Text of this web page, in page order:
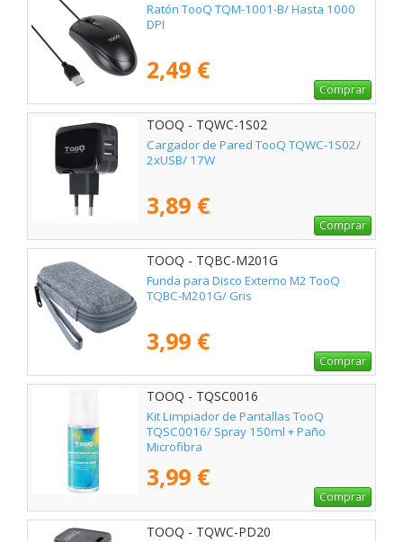
Ratón TooQ TQM-1001-B/ Hasta 1000
DPI
2,49 €
Comprar
TOOQ - TQWC-1S02
Cargador de Pared TooQ TQWC-1S02/
2xUSB/ 17W
3,89 €
Comprar
TOOQ - TQBC-M201G
Funda para Disco Externo M2 TooQ
TQBC-M201G/ Gris
3,99 €
Comprar
TOOQ - TQSC0016
Kit Limpiador de Pantallas TooQ
TQSC0016/ Spray 150ml + Paño
Microfibra
3,99 €
Comprar
TOOQ - TQWC-PD20